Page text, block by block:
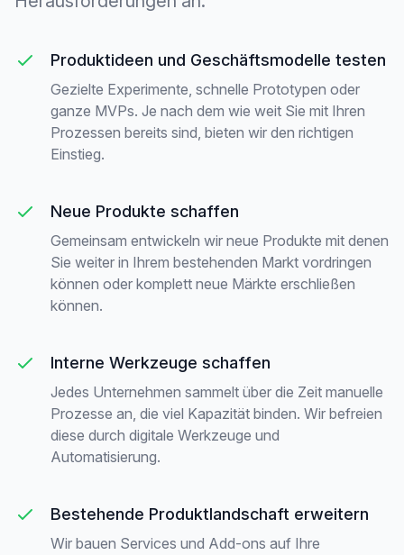
Produktideen und Geschäftsmodelle testen
Gezielte Experimente, schnelle Prototypen oder
ganze MVPs. Je nach dem wie weit Sie mit Ihren
Prozessen bereits sind, bieten wir den richtigen
Einstieg.
Neue Produkte schaffen
Gemeinsam entwickeln wir neue Produkte mit denen
Sie weiter in Ihrem bestehenden Markt vordringen
können oder komplett neue Märkte erschließen
können.
Interne Werkzeuge schaffen
Jedes Unternehmen sammelt über die Zeit manuelle
Prozesse an, die viel Kapazität binden. Wir befreien
diese durch digitale Werkzeuge und
Automatisierung.
Bestehende Produktlandschaft erweitern
Wir bauen Services und Add-ons auf Ihre